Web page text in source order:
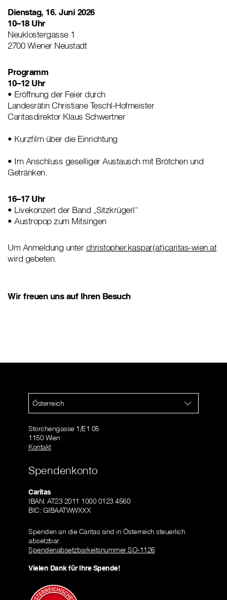
Dienstag, 16. Juni 2026
10–18 Uhr
Neuklostergasse 1
2700 Wiener Neustadt
Programm
10–12 Uhr
• Eröffnung der Feier durch
Landesrätin Christiane Teschl-Hofmeister
Caritasdirektor Klaus Schwertner
• Kurzfilm über die Einrichtung
• Im Anschluss geselliger Austausch mit Brötchen und
Getränken.
16–17 Uhr
• Livekonzert der Band „Sitzkrügerl“
• Austropop zum Mitsingen
Um Anmeldung unterchristopher.kaspar(at)caritas-wien.at
wird gebeten.
Wir freuen uns auf Ihren Besuch
Österreich
Storchengasse 1/E1 05
1150 Wien
Kontakt
Spendenkonto
Caritas
IBAN: AT23 2011 1000 0123 4560
BIC: GIBAATWWXXX
Spenden an die Caritas sind in Österreich steuerlich
absetzbar.
Spendenabsetzbarkeitsnummer SO-1126
Vielen Dank für Ihre Spende!